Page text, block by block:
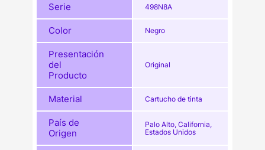
Serie 498N8A
Color Negro
Presentación
del
Producto
Original
Material Cartucho de tinta
País de
Origen
Palo Alto, California,
Estados Unidos